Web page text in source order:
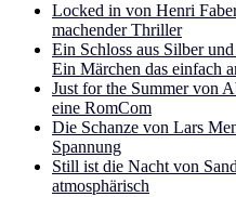
Locked in von Henri
machender Thriller
Ein Schloss aus Silber
Ein Märchen das einfach
Just for the Summer von
eine RomCom
Die Schanze von Lars
Spannung
Still ist die Nacht von
atmosphärisch